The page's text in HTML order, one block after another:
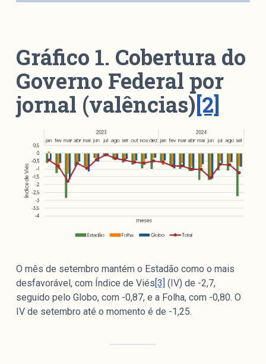
Gráfico 1. Cobertura do
Governo Federal por
jornal (valências)[2]
O mês de setembro mantém o Estadão como o mais
desfavorável, com Índice de Viés [3] (IV) de -2,7,
seguido pelo Globo, com -0,87, e a Folha, com -0,80. O
IV de setembro até o momento é de -1,25.